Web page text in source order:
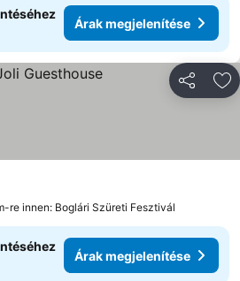
Árak megjelenítése
re innen: Boglári Szüreti Fesztivál
Árak megjelenítése